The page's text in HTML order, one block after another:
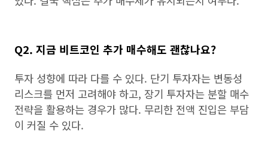
Q2. 지금 비트코인 추가 매수해도 괜찮나요?
투자 성향에 따라 다를 수 있다. 단기 투자자는 변동성
리스크를 먼저 고려해야 하고, 장기 투자자는 분할 매수
전략을 활용하는 경우가 많다. 무리한 전액 진입은 부담
이 커질 수 있다.